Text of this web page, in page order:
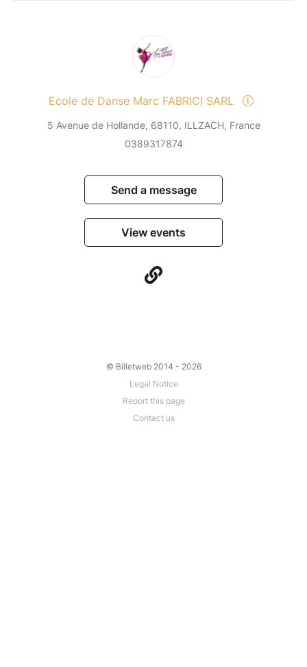
Ecole de Danse Marc FABRICI SARL
5 Avenue de Hollande, 68110, ILLZACH, France
0389317874
Send a message
View events
© Billetweb 2014 - 2026
Legal Notice
Report this page
Contact us